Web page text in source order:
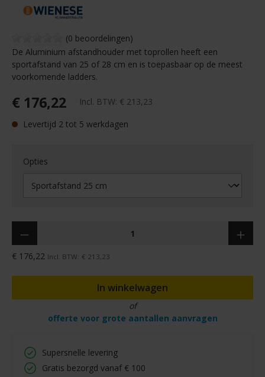
(0 beoordelingen)
De Aluminium afstandhouder met toprollen heeft een
sportafstand van 25 of 28 cm en is toepasbaar op de meest
voorkomende ladders.
€ 176,22 Incl. BTW: € 213,23
Levertijd 2 tot 5 werkdagen
Opties
€ 176,22 Incl. BTW: € 213,23
In winkelwagen
of
offerte voor grote aantallen aanvragen
Supersnelle levering
Gratis bezorgd vanaf € 100